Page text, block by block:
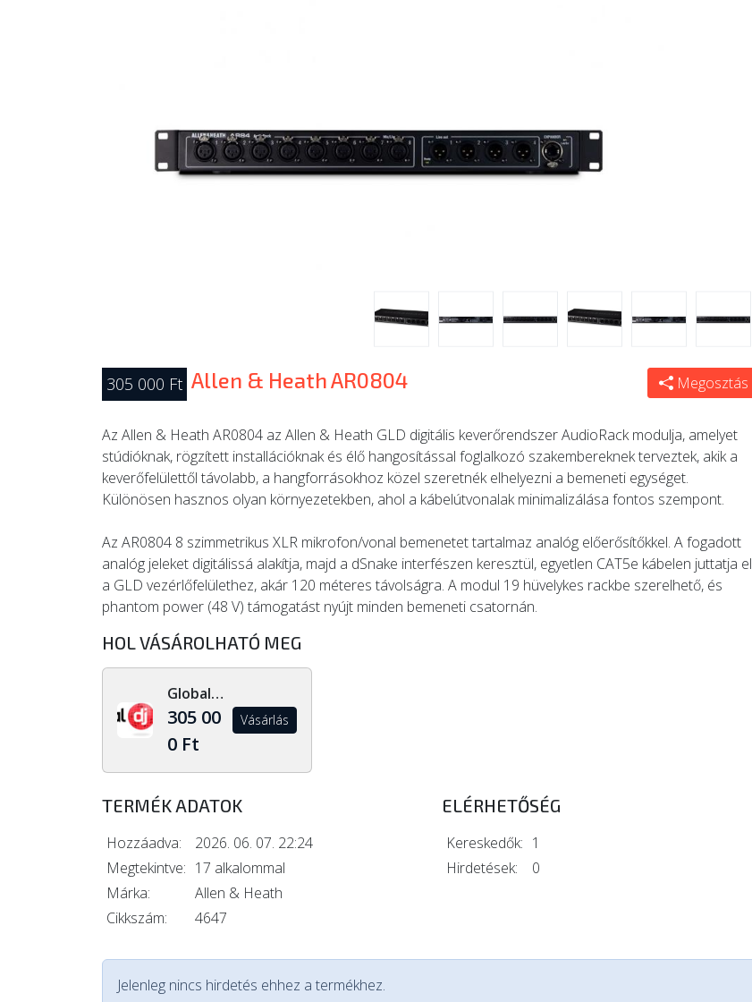
305 000 Ft Allen & Heath AR0804 Megosztás
Az Allen & Heath AR0804 az Allen & Heath GLD digitális keverőrendszer AudioRack modulja, amelyet
stúdióknak, rögzített installációknak és élő hangosítással foglalkozó szakembereknek terveztek, akik a
keverőfelülettől távolabb, a hangforrásokhoz közel szeretnék elhelyezni a bemeneti egységet.
Különösen hasznos olyan környezetekben, ahol a kábelútvonalak minimalizálása fontos szempont.
Az AR0804 8 szimmetrikus XLR mikrofon/vonal bemenetet tartalmaz analóg előerősítőkkel. A fogadott
analóg jeleket digitálissá alakítja, majd a dSnake interfészen keresztül, egyetlen CAT5e kábelen juttatja el
a GLD vezérlőfelülethez, akár 120 méteres távolságra. A modul 19 hüvelykes rackbe szerelhető, és
phantom power (48 V) támogatást nyújt minden bemeneti csatornán.
HOL VÁSÁROLHATÓ MEG
Global Dj Shop
305 00
0 Ft
Vásárlás
TERMÉK ADATOK
Hozzáadva:
2026. 06. 07. 22:24
Megtekintve: 17 alkalommal
Márka:
Allen & Heath
Cikkszám:
4647
ELÉRHETŐSÉG
Kereskedők: 1
Hirdetések:
0
Jelenleg nincs hirdetés ehhez a termékhez.